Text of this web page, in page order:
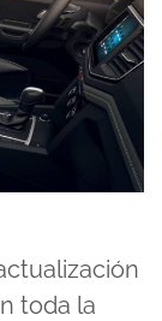
toda la